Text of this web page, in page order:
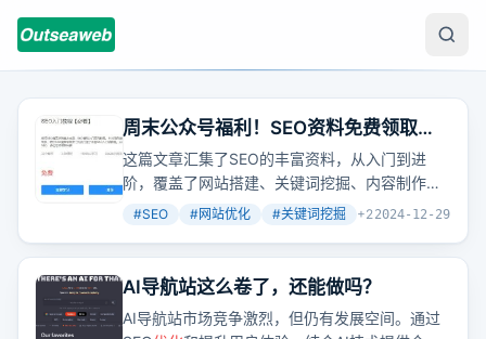
周末公众号福利！SEO资料免费领取
中，赶紧看过来！
这篇文章汇集了SEO的丰富资料，从入门到进
阶，覆盖了网站搭建、关键词挖掘、内容制作等
全方位技巧，旨在帮助学习者系统掌握SEO 优
#SEO #网站优化 #关键词挖掘 +22024-12-29
AI导航站这么卷了，还能做吗？
AI导航站市场竞争激烈，但仍有发展空间。通过